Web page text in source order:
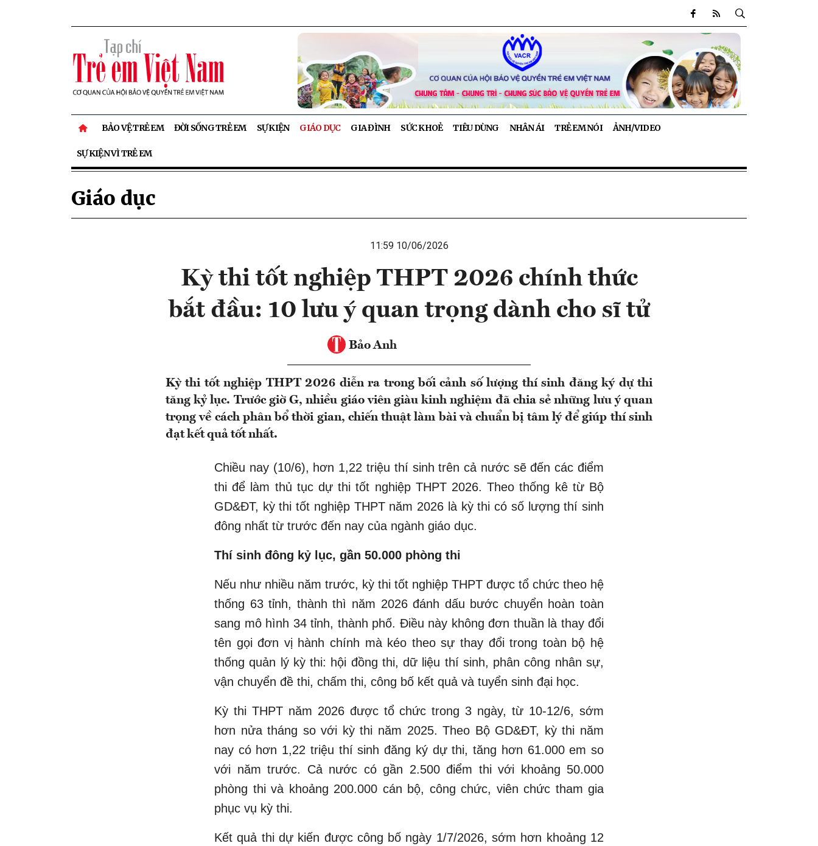
BẢO VỆ TRẺ EM ĐỜI SỐNG TRẺ EM SỰ KIỆN GIÁO DỤC GIA ĐÌNH SỨC KHOẺ TIÊU DÙNG NHÂN ÁI TRẺ EM NÓI ẢNH/VIDEO
SỰ KIỆN VÌ TRẺ EM
Giáo dục
11:59 10/06/2026
Kỳ thi tốt nghiệp THPT 2026 chính thức
bắt đầu: 10 lưu ý quan trọng dành cho sĩ tử
Bảo Anh
Kỳ thi tốt nghiệp THPT 2026 diễn ra trong bối cảnh số lượng thí sinh đăng ký dự thi
tăng kỷ lục. Trước giờ G, nhiều giáo viên giàu kinh nghiệm đã chia sẻ những lưu ý quan
trọng về cách phân bổ thời gian, chiến thuật làm bài và chuẩn bị tâm lý để giúp thí sinh
đạt kết quả tốt nhất.
Chiều nay (10/6), hơn 1,22 triệu thí sinh trên cả nước sẽ đến các điểm
thi để làm thủ tục dự thi tốt nghiệp THPT 2026. Theo thống kê từ Bộ
GD&ĐT, kỳ thi tốt nghiệp THPT năm 2026 là kỳ thi có số lượng thí sinh
đông nhất từ trước đến nay của ngành giáo dục.
Thí sinh đông kỷ lục, gần 50.000 phòng thi
Nếu như nhiều năm trước, kỳ thi tốt nghiệp THPT được tổ chức theo hệ
thống 63 tỉnh, thành thì năm 2026 đánh dấu bước chuyển hoàn toàn
sang mô hình 34 tỉnh, thành phố. Điều này không đơn thuần là thay đổi
tên gọi đơn vị hành chính mà kéo theo sự thay đổi trong toàn bộ hệ
thống quản lý kỳ thi: hội đồng thi, dữ liệu thí sinh, phân công nhân sự,
vận chuyển đề thi, chấm thi, công bố kết quả và tuyển sinh đại học.
Kỳ thi THPT năm 2026 được tổ chức trong 3 ngày, từ 10-12/6, sớm
hơn nửa tháng so với kỳ thi năm 2025. Theo Bộ GD&ĐT, kỳ thi năm
nay có hơn 1,22 triệu thí sinh đăng ký dự thi, tăng hơn 61.000 em so
với năm trước. Cả nước có gần 2.500 điểm thi với khoảng 50.000
phòng thi và khoảng 200.000 cán bộ, công chức, viên chức tham gia
phục vụ kỳ thi.
Kết quả thi dự kiến được công bố ngày 1/7/2026, sớm hơn khoảng 12